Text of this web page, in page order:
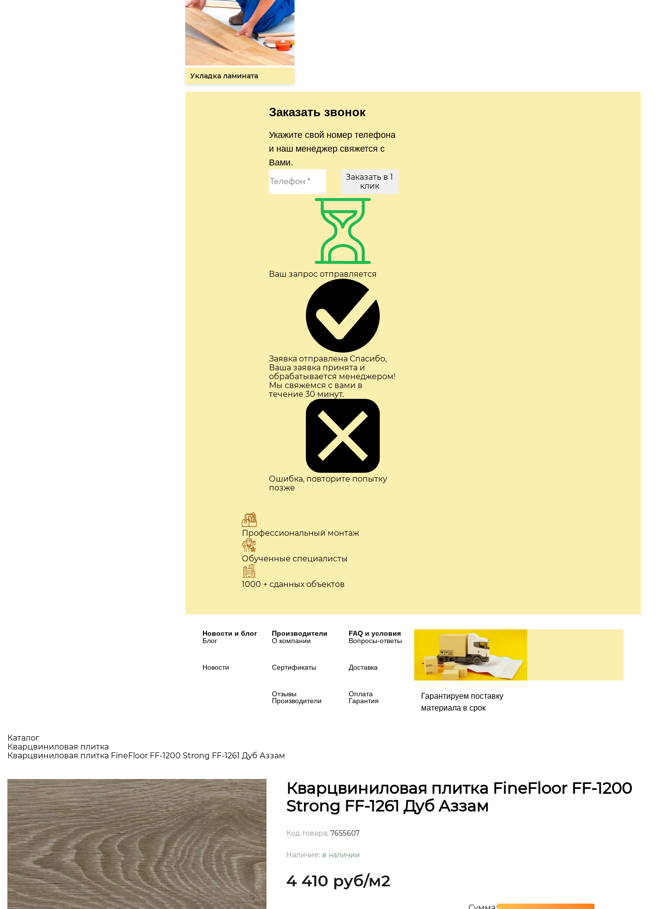
Укладка ламината
Заказать звонок
Укажите свой номер телефона
и наш менеджер свяжется с
Вами.
Заказать в 1
клик
Ваш запрос отправляется
Заявка отправлена Спасибо,
Ваша заявка принята и
обрабатывается менеджером!
Мы свяжемся с вами в
течение 30 минут.
Ошибка, повторите попытку
позже
Профессиональный монтаж
Обученные специалисты
1000 + сданных объектов
Новости и блог
Блог
Новости
Производители
О компании
Сертификаты
Отзывы
Производители
FAQ и условия
Вопросы-ответы
Доставка
Оплата
Гарантия
Гарантируем поставку
материала в срок
Каталог
Кварцвиниловая плитка
Кварцвиниловая плитка FineFloor FF-1200 Strong FF-1261 Дуб Аззам
Кварцвиниловая плитка FineFloor FF-1200
Strong FF-1261 Дуб Аззам
Код товара: 7655607
Наличие: в наличии
4 410 руб/м2